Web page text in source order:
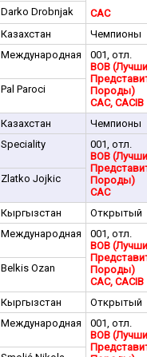
CAC
Darko Drobnjak
Казахстан
Чемпионы
Международная
001, отл.
BOB
Породы)
CAC, CACIB
Pal Paroci
Казахстан
Чемпионы
Speciality
001, отл.
BOB
Породы)
CAC
Zlatko Jojkic
Кыргызстан
Открытый
Международная
001, отл.
BOB
Породы)
CAC, CACIB
Belkis Ozan
Кыргызстан
Открытый
Международная
001, отл.
BOB